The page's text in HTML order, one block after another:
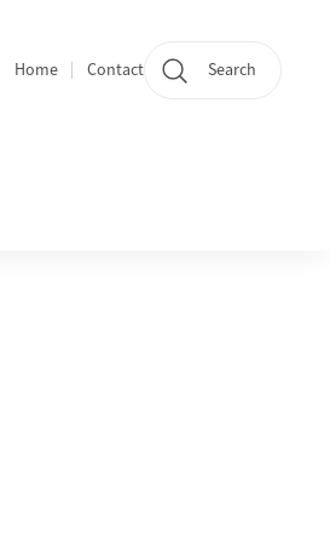
Quicklinks
Home Contact Search